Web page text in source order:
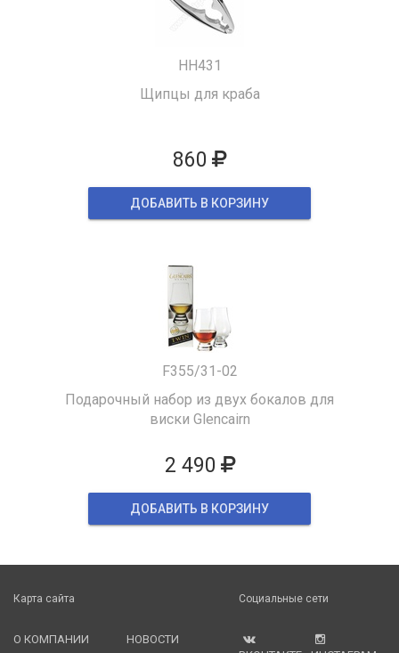
HH431
Щипцы для краба
860
ДОБАВИТЬ В КОРЗИНУ
F355/31-02
Подарочный набор из двух бокалов для
виски Glencairn
2 490
ДОБАВИТЬ В КОРЗИНУ
Карта сайта
О КОМПАНИИ НОВОСТИ
Социальные сети